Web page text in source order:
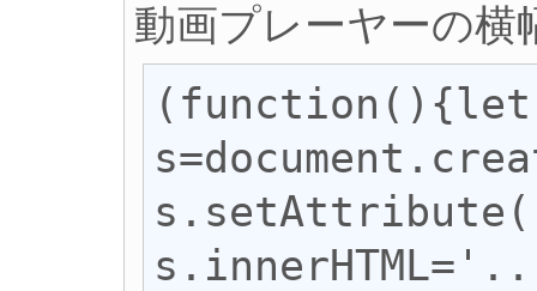
動画プレーヤーの横
(function(){let